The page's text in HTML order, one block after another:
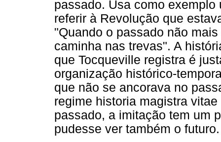
passado. Usa como
referir à Revolução que
"Quando o passado não
caminha nas trevas". A
que Tocqueville registra é
organização histórico-
que não se ancorava no
regime historia magistra
passado, a imitação tem um
pudesse ver também o futuro.